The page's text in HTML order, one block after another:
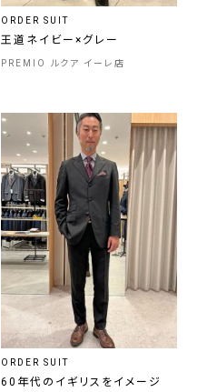
ORDER SUIT
王道ネイビー×グレー
PREMIO ルクア イーレ店
ORDER SUIT
60年代のイギリスをイメージ